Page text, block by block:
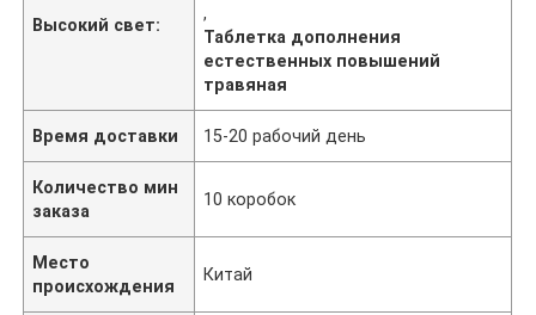
Высокий свет:
,
Таблетка дополнения
естественных повышений
травяная
Время доставки 15-20 рабочий день
Количество мин
заказа
10 коробок
Место
происхождения
Китай